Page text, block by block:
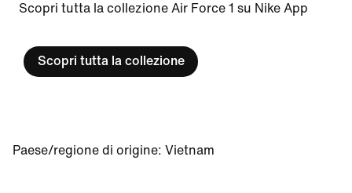
Scopri tutta la collezione Air Force 1 su Nike App
Scopri tutta la collezione
Paese/regione di origine: Vietnam